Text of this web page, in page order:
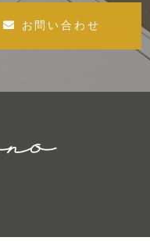
お問い合わせ